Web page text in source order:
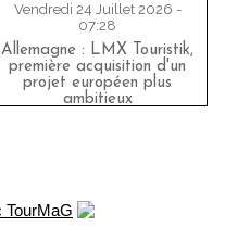
Vendredi 24 Juillet 2026 -
07:28
Allemagne : LMX Touristik,
première acquisition d'un
projet européen plus
ambitieux